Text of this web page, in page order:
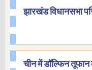
झारखंड विधानसभा
चीन में डॉल्फिन तूफान